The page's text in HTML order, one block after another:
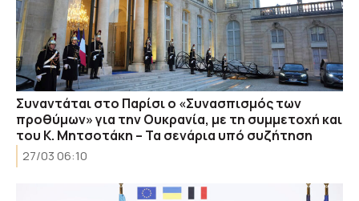
Συναντάται στο Παρίσι ο «Συνασπισμός των
προθύμων» για την Ουκρανία, με τη συμμετοχή και
του Κ. Μητσοτάκη – Τα σενάρια υπό συζήτηση
27/03 06:10